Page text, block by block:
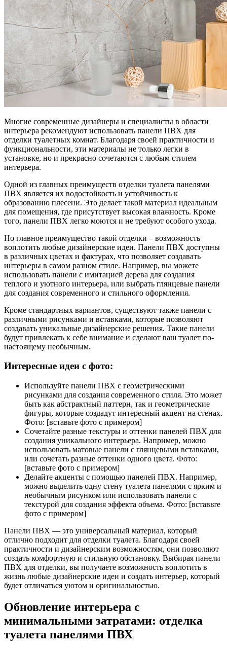
Многие современные дизайнеры и специалисты в области
интерьера рекомендуют использовать панели ПВХ для
отделки туалетных комнат. Благодаря своей практичности и
функциональности, эти материалы не только легки в
установке, но и прекрасно сочетаются с любым стилем
интерьера.
Одной из главных преимуществ отделки туалета панелями
ПВХ является их водостойкость и устойчивость к
образованию плесени. Это делает такой материал идеальным
для помещения, где присутствует высокая влажность. Кроме
того, панели ПВХ легко моются и не требуют особого ухода.
Но главное преимущество такой отделки – возможность
воплотить любые дизайнерские идеи. Панели ПВХ доступны
в различных цветах и фактурах, что позволяет создавать
интерьеры в самом разном стиле. Например, вы можете
использовать панели с имитацией дерева для создания
теплого и уютного интерьера, или выбрать глянцевые панели
для создания современного и стильного оформления.
Кроме стандартных вариантов, существуют также панели с
различными рисунками и вставками, которые позволяют
создавать уникальные дизайнерские решения. Такие панели
будут привлекать к себе внимание и сделают ваш туалет по-
настоящему необычным.
Интересные идеи с фото:
Используйте панели ПВХ с геометрическими
рисунками для создания современного стиля. Это может
быть как абстрактный паттерн, так и геометрические
фигуры, которые создадут интересный акцент на стенах.
Фото: [вставьте фото с примером]
Сочетайте разные текстуры и оттенки панелей ПВХ для
создания уникального интерьера. Например, можно
использовать матовые панели с глянцевыми вставками,
или сочетать разные оттенки одного цвета. Фото:
[вставьте фото с примером]
Делайте акценты с помощью панелей ПВХ. Например,
можно выделить одну стену туалета панелями с ярким и
необычным рисунком или использовать панели с
текстурой для создания эффекта объема. Фото: [вставьте
фото с примером]
Панели ПВХ — это универсальный материал, который
отлично подходит для отделки туалета. Благодаря своей
практичности и дизайнерским возможностям, они позволяют
создать комфортную и стильную обстановку. Выбирая панели
ПВХ для отделки, вы получаете возможность воплотить в
жизнь любые дизайнерские идеи и создать интерьер, который
будет отличаться уютом и оригинальностью.
Обновление интерьера с
минимальными затратами: отделка
туалета панелями ПВХ